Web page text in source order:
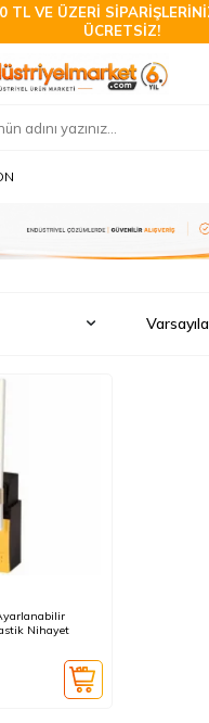
TL VE ÜZERİ
ÜCRETSİZ!
Nihayet